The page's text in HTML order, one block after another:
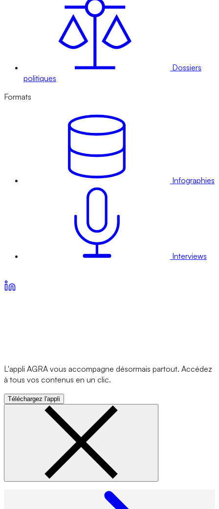
Dossiers
politiques
Formats
Infographies
Interviews
L'appli AGRA vous accompagne désormais partout. Accédez
à tous vos contenus en un clic.
Téléchargez l'appli